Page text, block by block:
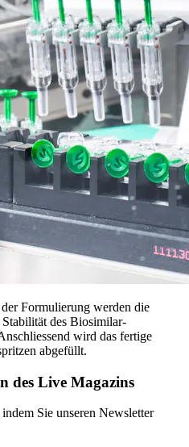
Formulierung werden die
des Biosimilar-
wird das fertige
abgefüllt.
des Live Magazins
Sie unseren Newsletter